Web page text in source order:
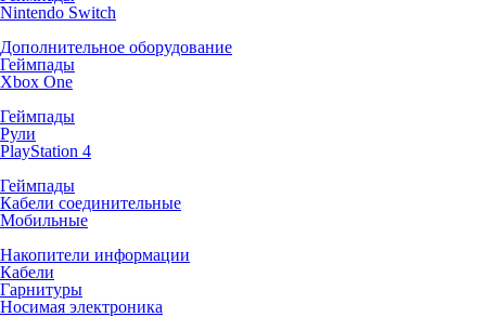
Nintendo Switch
Дополнительное оборудование
Геймпады
Xbox One
Геймпады
Рули
PlayStation 4
Геймпады
Кабели соединительные
Мобильные
Накопители информации
Кабели
Гарнитуры
Носимая электроника